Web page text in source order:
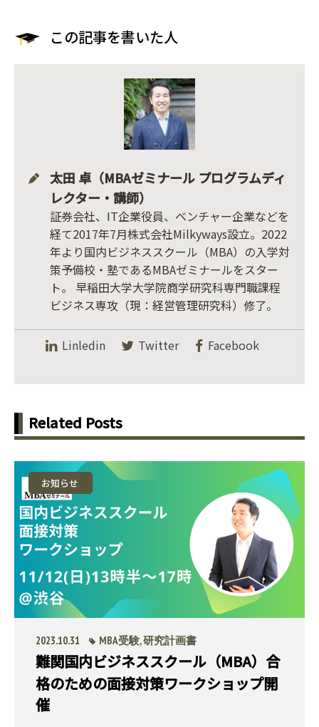
この記事を書いた人
太田 卓（MBAゼミナール プログラムディ
レクター・講師）
証券会社、IT企業役員、ベンチャー企業などを
経て2017年7月株式会社Milkyways設立。2022
年より国内ビジネススクール（MBA）の入学対
策予備校・塾であるMBAゼミナールをスター
ト。 早稲田大学大学院商学研究科専門職課程
ビジネス専攻（現：経営管理研究科）修了。
Linledin Twitter Facebook
Related Posts
お知らせ
2023.10.31 MBA受験,研究計画書
難関国内ビジネススクール（MBA）合
格のための面接対策ワークショップ開
催